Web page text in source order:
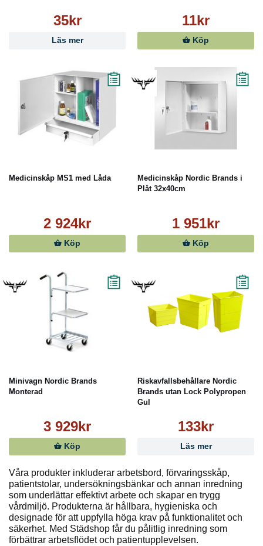
35kr
Läs mer
11kr
Köp
Medicinskåp MS1 med Låda
2 924kr
Köp
Medicinskåp Nordic Brands i
Plåt 32x40cm
1 951kr
Köp
Minivagn Nordic Brands
Monterad
3 929kr
Köp
Riskavfallsbehållare Nordic
Brands utan Lock Polypropen
Gul
133kr
Läs mer
Våra produkter inkluderar arbetsbord, förvaringsskåp,
patientstolar, undersökningsbänkar och annan inredning
som underlättar effektivt arbete och skapar en trygg
vårdmiljö. Produkterna är hållbara, hygieniska och
designade för att uppfylla höga krav på funktionalitet och
säkerhet. Med Städshop får du pålitlig inredning som
förbättrar arbetsflödet och patientupplevelsen.